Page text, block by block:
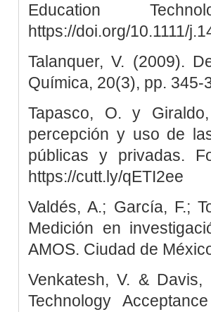
Education
https://doi.org/10.1111/
Talanquer, V. (2009).
Química, 20(3), pp. 345-
Tapasco, O. y
percepción y uso de
públicas y privadas.
https://cutt.ly/qETI2ee
Valdés, A.; García, F.;
Medición en
AMOS. Ciudad de
Venkatesh, V. &
Technology